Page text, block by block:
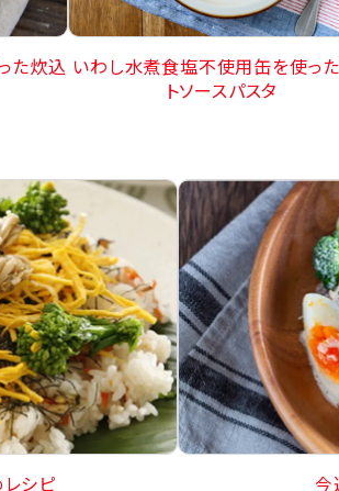
た炊込 いわし水煮食塩不使用缶を使っ
トソースパスタ
シピ
今